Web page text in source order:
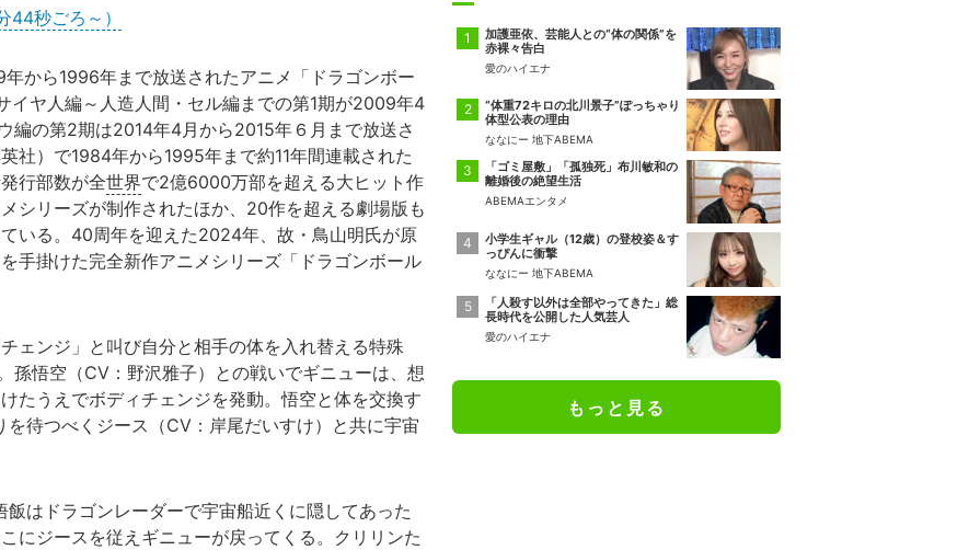
44秒ごろ～）
から1996年まで放送されたアニメ「ドラゴンボー
イヤ人編～人造人間・セル編までの第1期が2009年4
編の第2期は2014年4月から2015年６月まで放送さ
社）で1984年から1995年まで約11年間連載された
行部数が全世界で2億6000万部を超える大ヒット作
シリーズが制作されたほか、20作を超える劇場版も
いる。40周年を迎えた2024年、故・鳥山明氏が原
手掛けた完全新作アニメシリーズ「ドラゴンボール
ェンジ」と叫び自分と相手の体を入れ替える特殊
孫悟空（CV：野沢雅子）との戦いでギニューは、想
たうえでボディチェンジを発動。悟空と体を交換す
待つべくジース（CV：岸尾だいすけ）と共に宇宙
はドラゴンレーダーで宇宙船近くに隠してあった
にジースを従えギニューが戻ってくる。クリリンた
加護亜依、芸能人との“体の関係”を
赤裸々告白
愛のハイエナ
“体重72キロの北川景子”ぽっちゃり
体型公表の理由
ななにー 地下ABEMA
「ゴミ屋敷」「孤独死」布川敏和の
離婚後の絶望生活
ABEMAエンタメ
小学生ギャル（12歳）の登校姿＆す
っぴんに衝撃
ななにー 地下ABEMA
「人殺す以外は全部やってきた」総
長時代を公開した人気芸人
愛のハイエナ
もっと見る